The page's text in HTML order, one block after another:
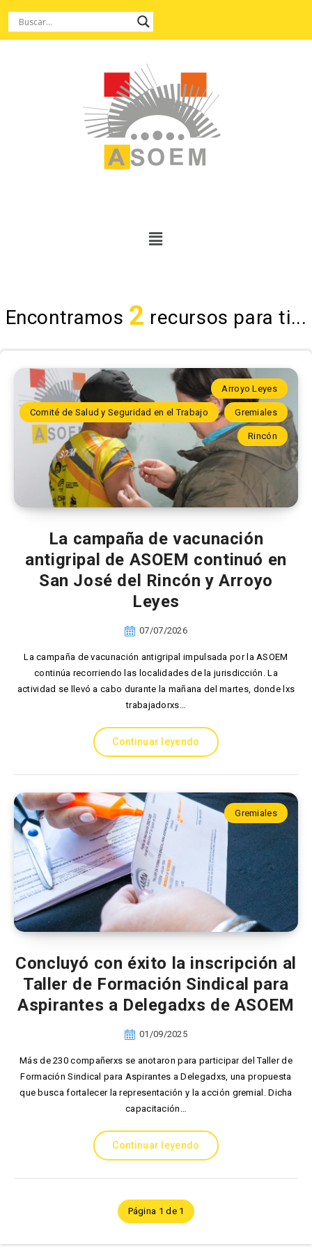
Encontramos 2 recursos para ti...
Arroyo Leyes
Comité de Salud y Seguridad en el Trabajo Gremiales
Rincón
La campaña de vacunación
antigripal de ASOEM continuó en
San José del Rincón y Arroyo
Leyes
07/07/2026
La campaña de vacunación antigripal impulsada por la ASOEM
continúa recorriendo las localidades de la jurisdicción. La
actividad se llevó a cabo durante la mañana del martes, donde lxs
trabajadorxs…
Continuar leyendo
Gremiales
Concluyó con éxito la inscripción al
Taller de Formación Sindical para
Aspirantes a Delegadxs de ASOEM
01/09/2025
Más de 230 compañerxs se anotaron para participar del Taller de
Formación Sindical para Aspirantes a Delegadxs, una propuesta
que busca fortalecer la representación y la acción gremial. Dicha
capacitación…
Continuar leyendo
Página 1 de 1